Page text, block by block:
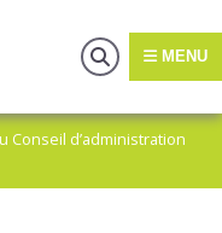
MENU
Conseil d’administration